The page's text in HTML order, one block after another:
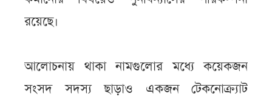
রয়েছে।
আলোচনায় থাকা নামগুলোর মধ্যে কয়েকজন
সংসদ সদস্য ছাড়াও একজন টেকনোক্র্যাট